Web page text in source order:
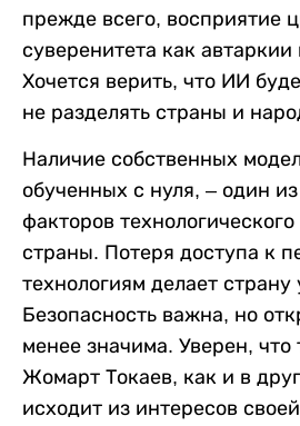
прежде всего, восприятие
суверенитета как автаркии
Хочется верить, что ИИ
не разделять страны и
Наличие собственных
обученных с нуля, – один
факторов
страны. Потеря доступа к
технологиям делает страну
Безопасность важна, но
менее значима. Уверен, что
Жомарт Токаев, как и в
исходит из интересов